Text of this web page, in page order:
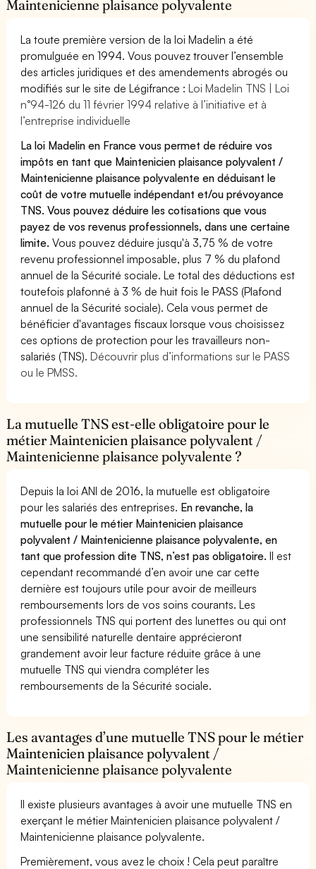
Maintenicienne plaisance polyvalente
La toute première version de la loi Madelin a été
promulguée en 1994. Vous pouvez trouver l’ensemble
des articles juridiques et des amendements abrogés ou
modifiés sur le site de Légifrance :Loi Madelin TNS | Loi
n°94-126 du 11 février 1994 relative à l’initiative et à
l’entreprise individuelle
La loi Madelin en France vous permet de réduire vos
impôts en tant que Maintenicien plaisance polyvalent /
Maintenicienne plaisance polyvalente en déduisant le
coût de votre mutuelle indépendant et/ou prévoyance
TNS. Vous pouvez déduire les cotisations que vous
payez de vos revenus professionnels, dans une certaine
limite.Vous pouvez déduire jusqu'à 3,75 % de votre
revenu professionnel imposable, plus 7 % du plafond
annuel de la Sécurité sociale. Le total des déductions est
toutefois plafonné à 3 % de huit fois le PASS (Plafond
annuel de la Sécurité sociale). Cela vous permet de
bénéficier d'avantages fiscaux lorsque vous choisissez
ces options de protection pour les travailleurs non-
salariés (TNS).Découvrir plus d’informations sur le PASS
ou le PMSS.
La mutuelle TNS est-elle obligatoire pour le
métier Maintenicien plaisance polyvalent /
Maintenicienne plaisance polyvalente ?
Depuis la loi ANI de 2016, la mutuelle est obligatoire
pour les salariés des entreprises. En revanche, la
mutuelle pour le métier Maintenicien plaisance
polyvalent / Maintenicienne plaisance polyvalente, en
tant que profession dite TNS, n’est pas obligatoire.Il est
cependant recommandé d’en avoir une car cette
dernière est toujours utile pour avoir de meilleurs
remboursements lors de vos soins courants. Les
professionnels TNS qui portent des lunettes ou qui ont
une sensibilité naturelle dentaire apprécieront
grandement avoir leur facture réduite grâce à une
mutuelle TNS qui viendra compléter les
remboursements de la Sécurité sociale.
Les avantages d’une mutuelle TNS pour le métier
Maintenicien plaisance polyvalent /
Maintenicienne plaisance polyvalente
Il existe plusieurs avantages à avoir une mutuelle TNS en
exerçant le métier Maintenicien plaisance polyvalent /
Maintenicienne plaisance polyvalente.
Premièrement, vous avez le choix ! Cela peut paraître